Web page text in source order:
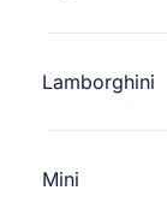
Lamborghini
Mini